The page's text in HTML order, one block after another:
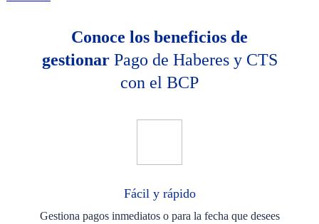
Conoce los beneficios de
gestionar Pago de Haberes y CTS
con el BCP
Fácil y rápido
Gestiona pagos inmediatos o para la fecha que desees